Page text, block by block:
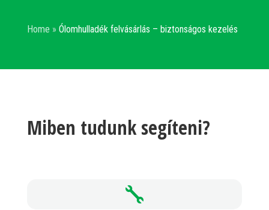
Home » Ólomhulladék felvásárlás – biztonságos kezelés
Miben tudunk segíteni?
